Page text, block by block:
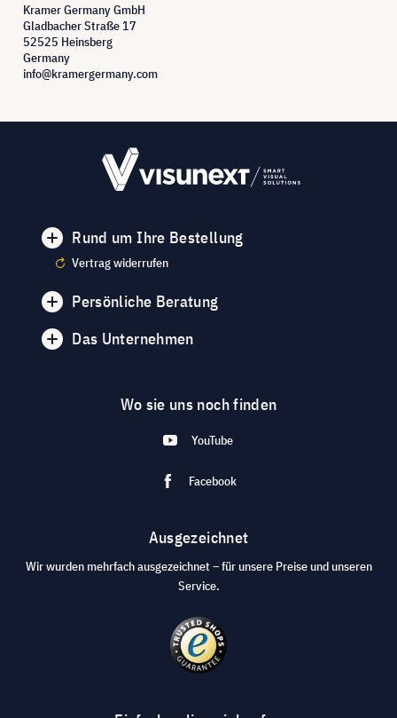
Kramer Germany GmbH
Gladbacher Straße 17
52525 Heinsberg
Germany
info@kramergermany.com
Rund um Ihre Bestellung
Vertrag widerrufen
Persönliche Beratung
Das Unternehmen
Wo sie uns noch finden
YouTube
Facebook
Ausgezeichnet
Wir wurden mehrfach ausgezeichnet – für unsere Preise und unseren
Service.